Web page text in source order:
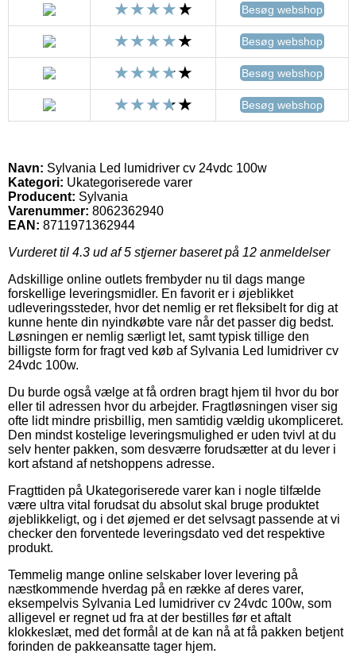
Besøg webshop
Besøg webshop
Besøg webshop
Besøg webshop
Navn: Sylvania Led lumidriver cv 24vdc 100w
Kategori: Ukategoriserede varer
Producent: Sylvania
Varenummer: 8062362940
EAN: 8711971362944
Vurderet til 4.3 ud af 5 stjerner baseret på 12 anmeldelser
Adskillige online outlets frembyder nu til dags mange
forskellige leveringsmidler. En favorit er i øjeblikket
udleveringssteder, hvor det nemlig er ret fleksibelt for dig at
kunne hente din nyindkøbte vare når det passer dig bedst.
Løsningen er nemlig særligt let, samt typisk tillige den
billigste form for fragt ved køb af Sylvania Led lumidriver cv
24vdc 100w.
Du burde også vælge at få ordren bragt hjem til hvor du bor
eller til adressen hvor du arbejder. Fragtløsningen viser sig
ofte lidt mindre prisbillig, men samtidig vældig ukompliceret.
Den mindst kostelige leveringsmulighed er uden tvivl at du
selv henter pakken, som desværre forudsætter at du lever i
kort afstand af netshoppens adresse.
Fragttiden på Ukategoriserede varer kan i nogle tilfælde
være ultra vital forudsat du absolut skal bruge produktet
øjeblikkeligt, og i det øjemed er det selvsagt passende at vi
checker den forventede leveringsdato ved det respektive
produkt.
Temmelig mange online selskaber lover levering på
næstkommende hverdag på en række af deres varer,
eksempelvis Sylvania Led lumidriver cv 24vdc 100w, som
alligevel er regnet ud fra at der bestilles før et aftalt
klokkeslæt, med det formål at de kan nå at få pakken betjent
forinden de pakkeansatte tager hjem.